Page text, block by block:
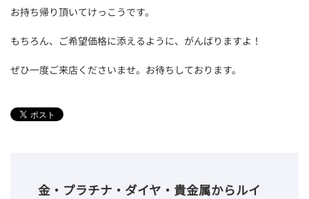
お持ち帰り頂いてけっこうです。
もちろん、ご希望価格に添えるように、がんばりますよ！
ぜひ一度ご来店くださいませ。お待ちしております。
金・プラチナ・ダイヤ・貴金属からルイ